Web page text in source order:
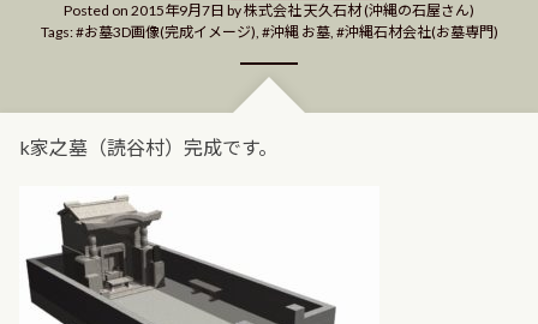
Posted on 2015年9月7日 by株式会社 天久石材 (沖縄の石屋さん)
Tags: お墓3D画像(完成イメージ), 沖縄 お墓, 沖縄石材会社(お墓専門)
k家之墓（読谷村）完成です。